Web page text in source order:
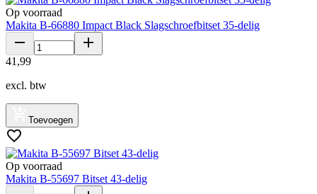
Op voorraad
Makita B-66880 Impact Black Slagschroefbitset 35-delig
41 ,99
excl. btw
Toevoegen
Op voorraad
Makita B-55697 Bitset 43-delig